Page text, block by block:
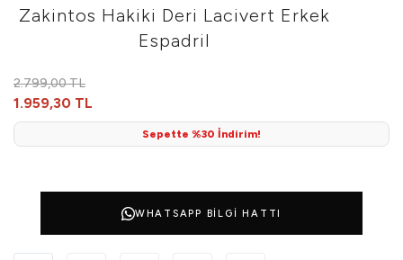
Zakintos Hakiki Deri Lacivert Erkek
Espadril
2.799,00 TL
1.959,30 TL
Sepette %30 İndirim!
WHATSAPP BILGI HATTI